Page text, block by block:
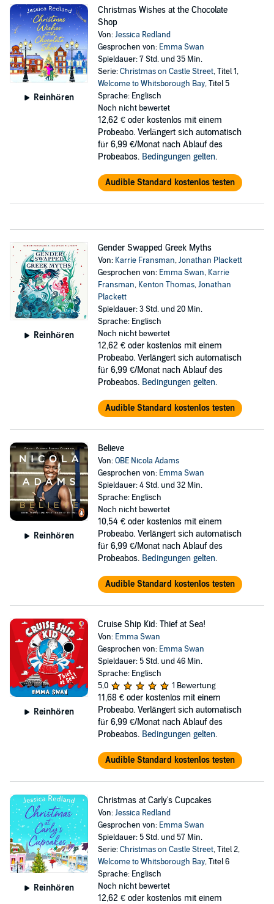
Reinhören
Christmas Wishes at the Chocolate
Shop
Von:Jessica Redland
Gesprochen von: Emma Swan
Spieldauer: 7 Std. und 35 Min.
Serie:Christmas on Castle Street, Titel 1,
Welcome to Whitsborough Bay, Titel 5
Sprache: Englisch
Noch nicht bewertet
12,62 € oder kostenlos mit einem
Probeabo. Verlängert sich automatisch
für 6,99 €/Monat nach Ablauf des
Probeabos. Bedingungen gelten.
Audible Standard kostenlos testen
Reinhören
Gender Swapped Greek Myths
Von: Karrie Fransman,Jonathan Plackett
Gesprochen von: Emma Swan, Karrie
Fransman, Kenton Thomas,Jonathan
Plackett
Spieldauer: 3 Std. und 20 Min.
Sprache: Englisch
Noch nicht bewertet
12,62 € oder kostenlos mit einem
Probeabo. Verlängert sich automatisch
für 6,99 €/Monat nach Ablauf des
Probeabos. Bedingungen gelten.
Audible Standard kostenlos testen
Reinhören
Believe
Von:OBE Nicola Adams
Gesprochen von: Emma Swan
Spieldauer: 4 Std. und 32 Min.
Sprache: Englisch
Noch nicht bewertet
10,54 € oder kostenlos mit einem
Probeabo. Verlängert sich automatisch
für 6,99 €/Monat nach Ablauf des
Probeabos. Bedingungen gelten.
Audible Standard kostenlos testen
Reinhören
Cruise Ship Kid: Thief at Sea!
Von: Emma Swan
Gesprochen von: Emma Swan
Spieldauer: 5 Std. und 46 Min.
Sprache: Englisch
5,0
1 Bewertung
11,68 € oder kostenlos mit einem
Probeabo. Verlängert sich automatisch
für 6,99 €/Monat nach Ablauf des
Probeabos. Bedingungen gelten.
Audible Standard kostenlos testen
Reinhören
Christmas at Carly's Cupcakes
Von:Jessica Redland
Gesprochen von: Emma Swan
Spieldauer: 5 Std. und 57 Min.
Serie:Christmas on Castle Street, Titel 2,
Welcome to Whitsborough Bay, Titel 6
Sprache: Englisch
Noch nicht bewertet
12,62 € oder kostenlos mit einem